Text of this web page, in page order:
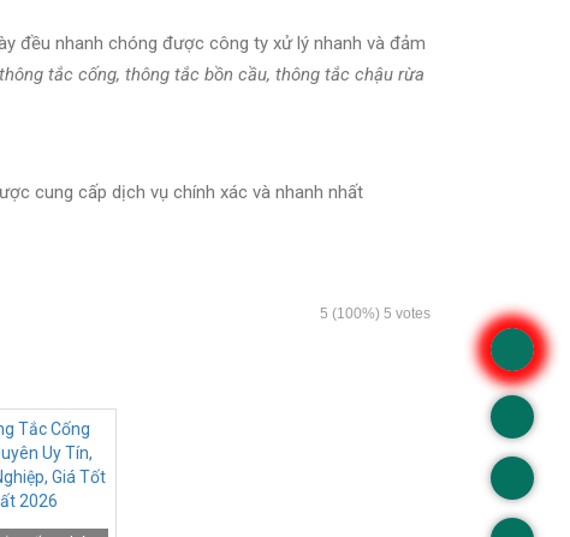
đều nhanh chóng được công ty xử lý nhanh và đảm
thông tắc cống, thông tắc bồn cầu, thông tắc chậu rừa
cung cấp dịch vụ chính xác và nhanh nhất
5 (100%) 5 votes